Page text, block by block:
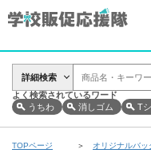
詳細検索
よく検索されているワード
うちわ
消しゴム T
TOPページ オリジナルバッ